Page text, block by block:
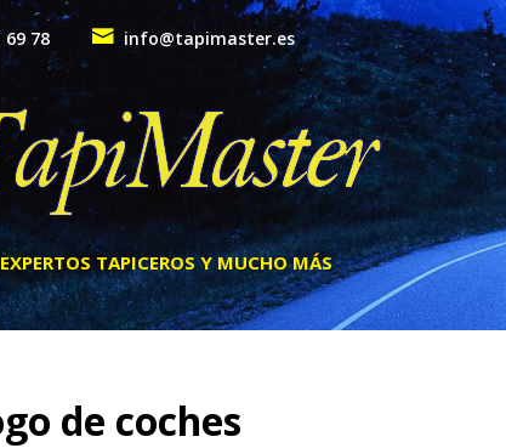
69 78 info@tapimaster.es
EXPERTOS TAPICEROS Y MUCHO MÁS
de coches